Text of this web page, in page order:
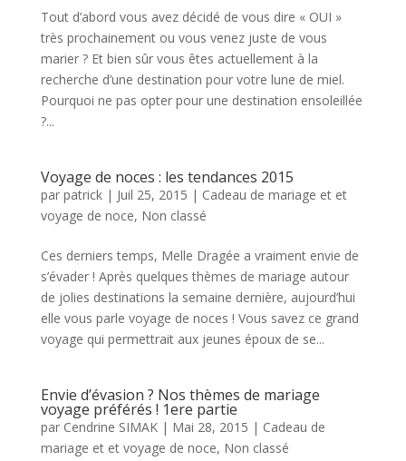
Tout d’abord vous avez décidé de vous dire « OUI »
très prochainement ou vous venez juste de vous
marier ? Et bien sûr vous êtes actuellement à la
recherche d’une destination pour votre lune de miel.
Pourquoi ne pas opter pour une destination ensoleillée
?...
Voyage de noces : les tendances 2015
par patrick| Juil 25, 2015 | Cadeau de mariage et et
voyage de noce, Non classé
Ces derniers temps, Melle Dragée a vraiment envie de
s’évader ! Après quelques thèmes de mariage autour
de jolies destinations la semaine dernière, aujourd’hui
elle vous parle voyage de noces ! Vous savez ce grand
voyage qui permettrait aux jeunes époux de se...
Envie d’évasion ? Nos thèmes de mariage
voyage préférés ! 1ere partie
par Cendrine SIMAK| Mai 28, 2015 | Cadeau de
mariage et et voyage de noce, Non classé